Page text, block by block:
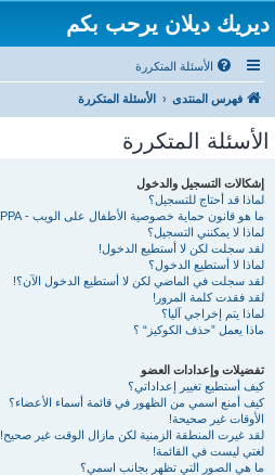
ديريك ديلان يرحب بكم
الأسئلة المتكررة
فهرس المنتدى الأسئلة المتكررة
الأسئلة المتكررة
إشكالات التسجيل والدخول
لماذا قد أحتاج للتسجيل؟
ما هو قانون حماية خصوصية الأطفال على الويب - COPPA؟
لماذا لا يمكنني التسجيل؟
لقد سجلت لكن لا أستطيع الدخول!
لماذا لا أستطيع الدخول؟
لقد سجلت في الماضي لكن لا أستطيع الدخول الآن؟!
لقد فقدت كلمة المرور!
لماذا يتم إخراجي آليا؟
ماذا يعمل ”حذف الكوكيز“ ؟
تفضيلات وإعدادات العضو
كيف أستطيع تغيير إعداداتي؟
كيف أمنع اسمي من الظهور في قائمة أسماء الأعضاء؟
الأوقات غير صحيحة!
لقد غيرت المنطقة الزمنية لكن مازال الوقت غير صحيح!
لغتي ليست في القائمة!
ما هي الصور التي تظهر بجانب اسمي؟